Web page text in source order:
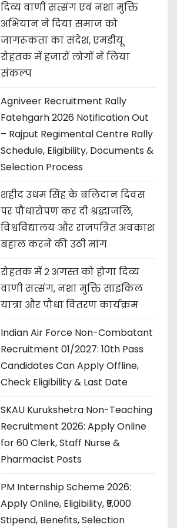
दिव्य वाणी सत्संग एवं नशा मुक्ति
अभियान ने दिया समाज को
जागरूकता का संदेश, एमडीयू
रोहतक में हजारों लोगों ने लिया
संकल्प
Agniveer Recruitment Rally
Fatehgarh 2026 Notification Out
– Rajput Regimental Centre Rally
Schedule, Eligibility, Documents &
Selection Process
शहीद उधम सिंह के बलिदान दिवस
पर पौधारोपण कर दी श्रद्धांजलि,
विश्वविद्यालय और राजपत्रित अवकाश
बहाल करने की उठी मांग
रोहतक में 2 अगस्त को होगा दिव्य
वाणी सत्संग, नशा मुक्ति साइकिल
यात्रा और पौधा वितरण कार्यक्रम
Indian Air Force Non-Combatant
Recruitment 01/2027: 10th Pass
Candidates Can Apply Offline,
Check Eligibility & Last Date
SKAU Kurukshetra Non-Teaching
Recruitment 2026: Apply Online
for 60 Clerk, Staff Nurse &
Pharmacist Posts
PM Internship Scheme 2026:
Apply Online, Eligibility, ₹9,000
Stipend, Benefits, Selection